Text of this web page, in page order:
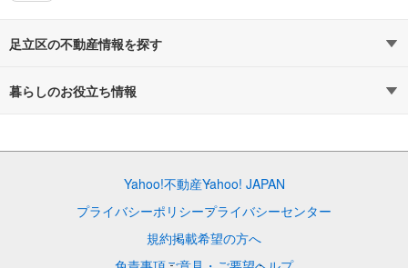
足立区の不動産情報を探す
不動産・住宅
中古一戸建て
土地
暮らしのお役立ち情報
Yahoo!不動産Yahoo! JAPAN
プライバシーポリシープライバシーセンター
規約掲載希望の方へ